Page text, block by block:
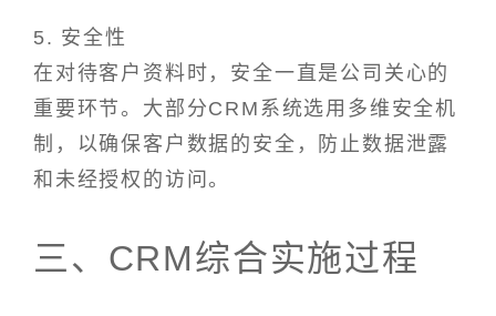
5. 安全性
在对待客户资料时，安全一直是公司关心的
重要环节。大部分CRM系统选用多维安全机
制，以确保客户数据的安全，防止数据泄露
和未经授权的访问。
三、CRM综合实施过程